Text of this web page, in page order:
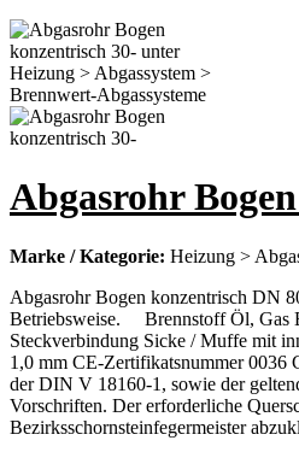
Abgasrohr
Marke / Kategorie: Heizung >
Abgasrohr Bogen konzentrisch DN
Betriebsweise. Brennstoff Öl, Gas
Steckverbindung Sicke / Muffe mit
1,0 mm CE-Zertifikatsnummer 0036
der DIN V 18160-1, sowie der
Vorschriften. Der erforderliche
Bezirksschornsteinfegermeister